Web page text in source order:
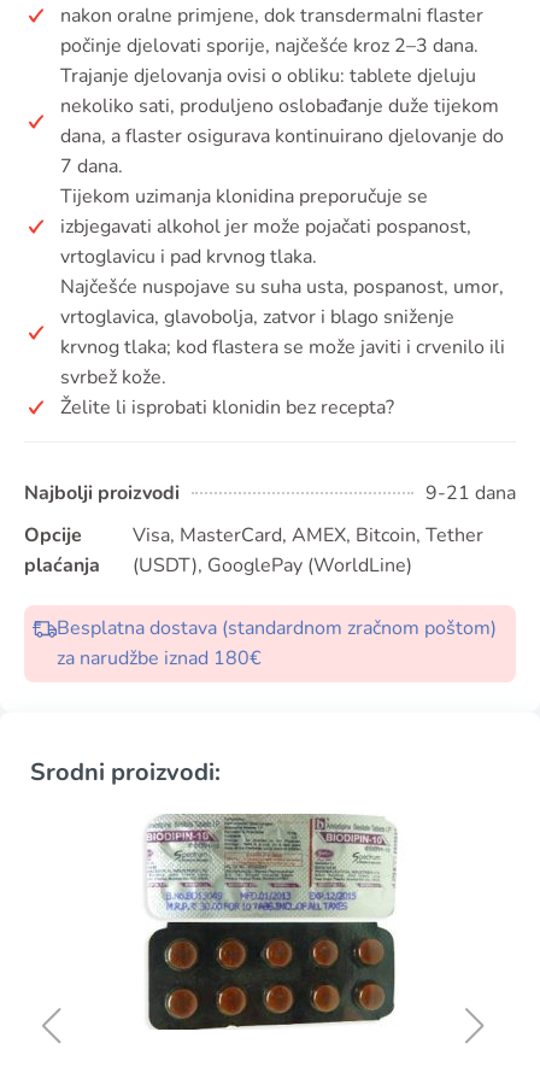
nakon oralne primjene, dok transdermalni flaster
počinje djelovati sporije, najčešće kroz 2–3 dana.
Trajanje djelovanja ovisi o obliku: tablete djeluju
nekoliko sati, produljeno oslobađanje duže tijekom
dana, a flaster osigurava kontinuirano djelovanje do
7 dana.
Tijekom uzimanja klonidina preporučuje se
izbjegavati alkohol jer može pojačati pospanost,
vrtoglavicu i pad krvnog tlaka.
Najčešće nuspojave su suha usta, pospanost, umor,
vrtoglavica, glavobolja, zatvor i blago sniženje
krvnog tlaka; kod flastera se može javiti i crvenilo ili
svrbež kože.
Želite li isprobati klonidin bez recepta?
Najbolji proizvodi
9-21 dana
Opcije
plaćanja
Visa, MasterCard, AMEX, Bitcoin, Tether
(USDT), GooglePay (WorldLine)
Besplatna dostava (standardnom zračnom poštom)
za narudžbe iznad 180€
Srodni proizvodi: